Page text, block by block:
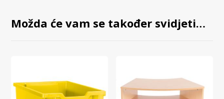
Možda će vam se također svidjeti…